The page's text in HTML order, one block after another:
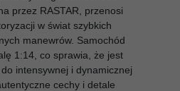
przez RASTAR, przenosi
w świat szybkich
manewrów. Samochód
1:14, co sprawia, że jest
intensywnej i dynamicznej
cechy i detale